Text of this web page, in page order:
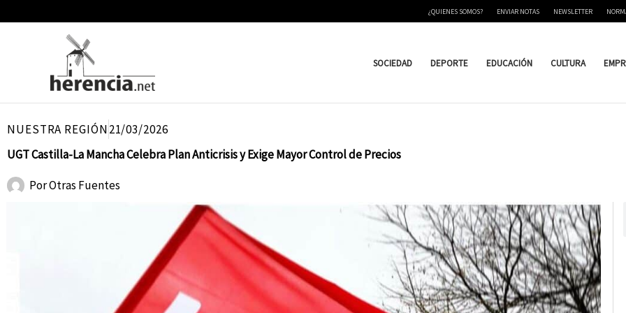
¿QUIENES SOMOS? ENVIAR NOTAS NEWSLETTER
SOCIEDAD DEPORTE EDUCACIÓN CULTURA
NUESTRA REGIÓN21/03/2026
UGT Castilla-La Mancha Celebra Plan Anticrisis y Exige Mayor Control de Precios
PorOtras Fuentes